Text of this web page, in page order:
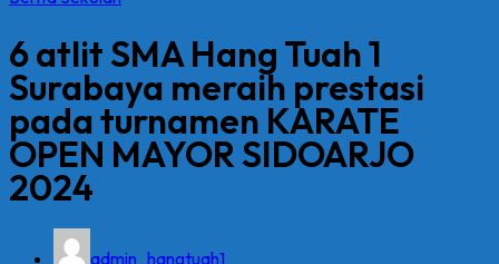
6 atlit SMA Hang Tuah 1
Surabaya meraih prestasi
pada turnamen KARATE
OPEN MAYOR SIDOARJO
2024
admin_hangtuah1